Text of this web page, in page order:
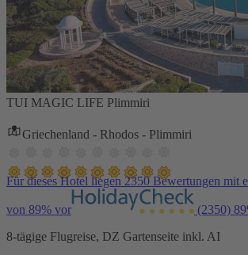
TUI MAGIC LIFE Plimmiri
Griechenland - Rhodos - Plimmiri
Für dieses Hotel liegen 2350 Bewertungen mit
von 89% vor (2350)
8-tägige Flugreise, DZ Gartenseite inkl. AI